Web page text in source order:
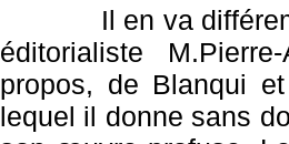
Il en va
éditorialiste
propos, de Blanqui
lequel il donne sans